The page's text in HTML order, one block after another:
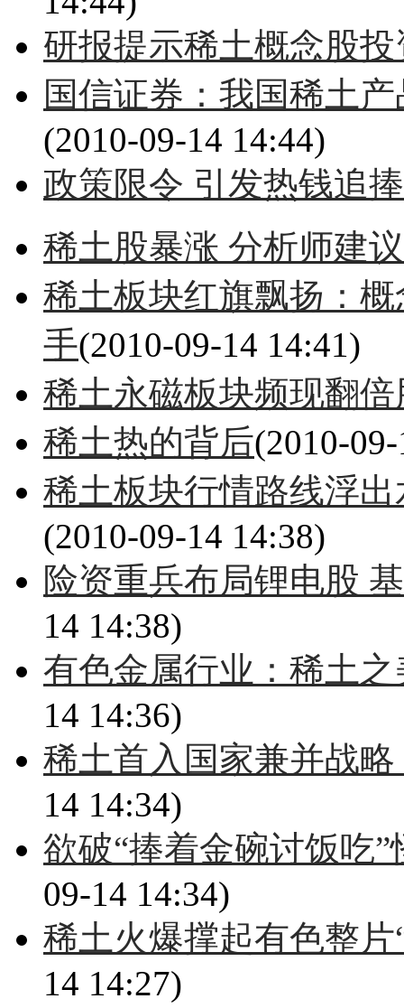
研报提示稀土概念股
国信证券：我国稀土
(2010-09-14 14:44)
政策限令 引发热钱追
稀土股暴涨 分析师建
稀土板块红旗飘扬：
手(2010-09-14 14:41)
稀土永磁板块频现翻倍
稀土热的背后(2010-
稀土板块行情路线浮
(2010-09-14 14:38)
险资重兵布局锂电股
14 14:38)
有色金属行业：稀土
14 14:36)
稀土首入国家兼并战
14 14:34)
欲破“捧着金碗讨饭吃
09-14 14:34)
稀土火爆撑起有色整
14 14:27)